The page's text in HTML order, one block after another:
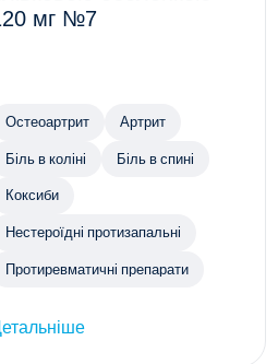
мг №7
Остеоартрит Артрит
Біль в коліні Біль в спині
Коксиби
Нестероїдні протизапальні
Протиревматичні препарати